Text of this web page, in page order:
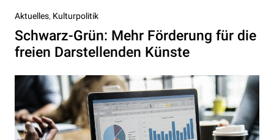
Vorheriger
Beitrag
Aktuelles Kulturpolitik
Schwarz-Grün: Mehr Förderung für die
freien Darstellenden Künste